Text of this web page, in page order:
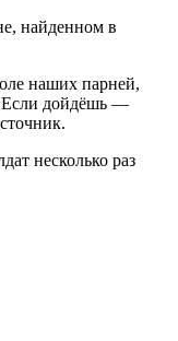
найденном в
наших парней,
дойдёшь —
несколько раз